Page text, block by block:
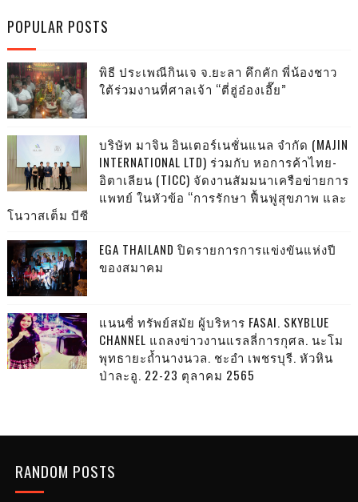
POPULAR POSTS
พิธี ประเพณีกินเจ จ.ยะลา คึกคัก พี่น้องชาว
ใต้ร่วมงานที่ศาลเจ้า “ตี่ฮู่อ๋องเอี๊ย”
บริษัท มาจิน อินเตอร์เนชั่นแนล จำกัด (MAJIN
INTERNATIONAL LTD) ร่วมกับ หอการค้าไทย-
อิตาเลียน (TICC) จัดงานสัมมนาเครือข่ายการ
แพทย์ ในหัวข้อ “การรักษา ฟื้นฟูสุขภาพ และ
โนวาสเต็ม บีซี
EGA THAILAND ปิดรายการการแข่งขันแห่งปี
ของสมาคม
แนนซี่ ทรัพย์สมัย ผู้บริหาร FASAI. SKYBLUE
CHANNEL แถลงข่าวงานแรลลี่การกุศล. นะโม
พุทธายะถ้ำนางนวล. ชะอำ เพชรบุรี. หัวหิน
ป่าละอู. 22-23 ตุลาคม 2565
RANDOM POSTS